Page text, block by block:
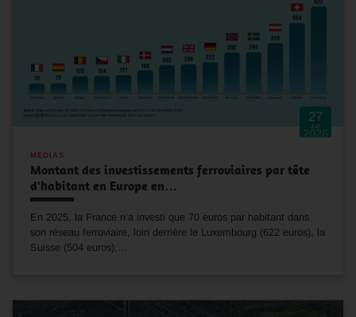
27
Juil
2026
MÉDIAS
Montant des investissements ferroviaires par tête
d'habitant en Europe en…
En 2025, la France n’a investi que 70 euros par habitant dans
son réseau ferroviaire, loin derrière le Luxembourg (622 euros), la
Suisse (504 euros),…